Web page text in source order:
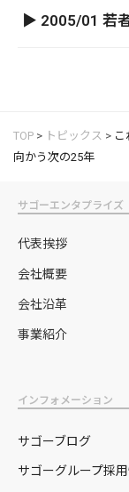
▶ 2005/01 若
TOP > トピックス >
向かう次の25年
サゴーエンタプライズ
代表挨拶
会社概要
会社沿革
事業紹介
インフォメーション
サゴーブログ
サゴーグループ採